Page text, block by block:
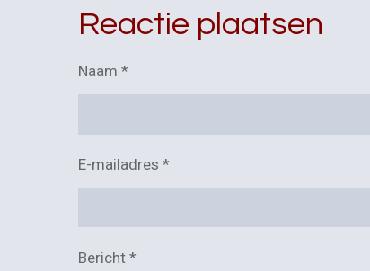
e
n
r
Reactie plaatsen
Naam *
E-mailadres *
Bericht *